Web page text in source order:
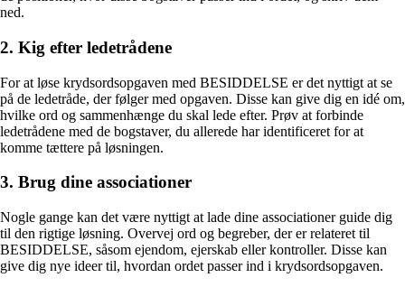
ned.
2. Kig efter ledetrådene
For at løse krydsordsopgaven med BESIDDELSE er det nyttigt at se
på de ledetråde, der følger med opgaven. Disse kan give dig en idé om,
hvilke ord og sammenhænge du skal lede efter. Prøv at forbinde
ledetrådene med de bogstaver, du allerede har identificeret for at
komme tættere på løsningen.
3. Brug dine associationer
Nogle gange kan det være nyttigt at lade dine associationer guide dig
til den rigtige løsning. Overvej ord og begreber, der er relateret til
BESIDDELSE, såsom ejendom, ejerskab eller kontroller. Disse kan
give dig nye ideer til, hvordan ordet passer ind i krydsordsopgaven.